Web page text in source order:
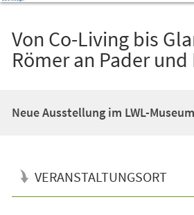
Von Co-Living bis
Römer an Pader
Neue Ausstellung im LWL-
VERANSTALTUNGSORT